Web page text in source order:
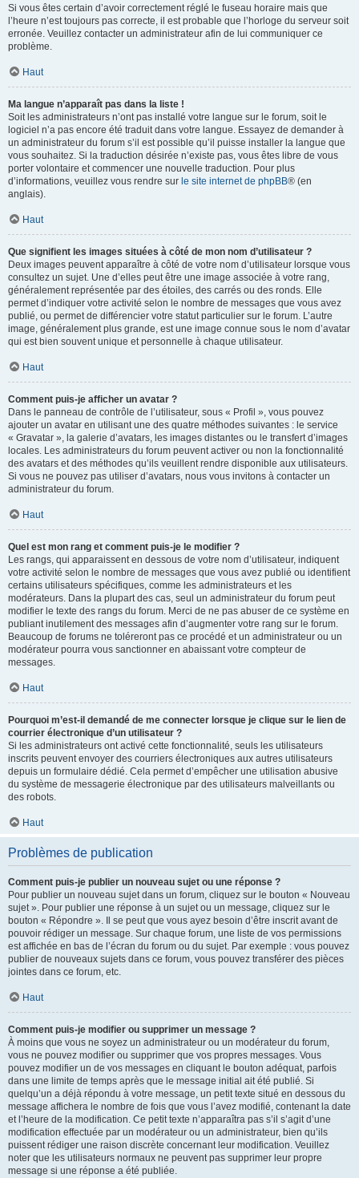
Si vous êtes certain d’avoir correctement réglé le fuseau horaire mais que
l’heure n’est toujours pas correcte, il est probable que l’horloge du serveur soit
erronée. Veuillez contacter un administrateur afin de lui communiquer ce
problème.
Haut
Ma langue n’apparaît pas dans la liste !
Soit les administrateurs n’ont pas installé votre langue sur le forum, soit le
logiciel n’a pas encore été traduit dans votre langue. Essayez de demander à
un administrateur du forum s’il est possible qu’il puisse installer la langue que
vous souhaitez. Si la traduction désirée n’existe pas, vous êtes libre de vous
porter volontaire et commencer une nouvelle traduction. Pour plus
d’informations, veuillez vous rendre sur le site internet de phpBB® (en
anglais).
Haut
Que signifient les images situées à côté de mon nom d’utilisateur ?
Deux images peuvent apparaître à côté de votre nom d’utilisateur lorsque vous
consultez un sujet. Une d’elles peut être une image associée à votre rang,
généralement représentée par des étoiles, des carrés ou des ronds. Elle
permet d’indiquer votre activité selon le nombre de messages que vous avez
publié, ou permet de différencier votre statut particulier sur le forum. L’autre
image, généralement plus grande, est une image connue sous le nom d’avatar
qui est bien souvent unique et personnelle à chaque utilisateur.
Haut
Comment puis-je afficher un avatar ?
Dans le panneau de contrôle de l’utilisateur, sous « Profil », vous pouvez
ajouter un avatar en utilisant une des quatre méthodes suivantes : le service
« Gravatar », la galerie d’avatars, les images distantes ou le transfert d’images
locales. Les administrateurs du forum peuvent activer ou non la fonctionnalité
des avatars et des méthodes qu’ils veuillent rendre disponible aux utilisateurs.
Si vous ne pouvez pas utiliser d’avatars, nous vous invitons à contacter un
administrateur du forum.
Haut
Quel est mon rang et comment puis-je le modifier ?
Les rangs, qui apparaissent en dessous de votre nom d’utilisateur, indiquent
votre activité selon le nombre de messages que vous avez publié ou identifient
certains utilisateurs spécifiques, comme les administrateurs et les
modérateurs. Dans la plupart des cas, seul un administrateur du forum peut
modifier le texte des rangs du forum. Merci de ne pas abuser de ce système en
publiant inutilement des messages afin d’augmenter votre rang sur le forum.
Beaucoup de forums ne toléreront pas ce procédé et un administrateur ou un
modérateur pourra vous sanctionner en abaissant votre compteur de
messages.
Haut
Pourquoi m’est-il demandé de me connecter lorsque je clique sur le lien de
courrier électronique d’un utilisateur ?
Si les administrateurs ont activé cette fonctionnalité, seuls les utilisateurs
inscrits peuvent envoyer des courriers électroniques aux autres utilisateurs
depuis un formulaire dédié. Cela permet d’empêcher une utilisation abusive
du système de messagerie électronique par des utilisateurs malveillants ou
des robots.
Haut
Problèmes de publication
Comment puis-je publier un nouveau sujet ou une réponse ?
Pour publier un nouveau sujet dans un forum, cliquez sur le bouton « Nouveau
sujet ». Pour publier une réponse à un sujet ou un message, cliquez sur le
bouton « Répondre ». Il se peut que vous ayez besoin d’être inscrit avant de
pouvoir rédiger un message. Sur chaque forum, une liste de vos permissions
est affichée en bas de l’écran du forum ou du sujet. Par exemple : vous pouvez
publier de nouveaux sujets dans ce forum, vous pouvez transférer des pièces
jointes dans ce forum, etc.
Haut
Comment puis-je modifier ou supprimer un message ?
À moins que vous ne soyez un administrateur ou un modérateur du forum,
vous ne pouvez modifier ou supprimer que vos propres messages. Vous
pouvez modifier un de vos messages en cliquant le bouton adéquat, parfois
dans une limite de temps après que le message initial ait été publié. Si
quelqu’un a déjà répondu à votre message, un petit texte situé en dessous du
message affichera le nombre de fois que vous l’avez modifié, contenant la date
et l’heure de la modification. Ce petit texte n’apparaîtra pas s’il s’agit d’une
modification effectuée par un modérateur ou un administrateur, bien qu’ils
puissent rédiger une raison discrète concernant leur modification. Veuillez
noter que les utilisateurs normaux ne peuvent pas supprimer leur propre
message si une réponse a été publiée.